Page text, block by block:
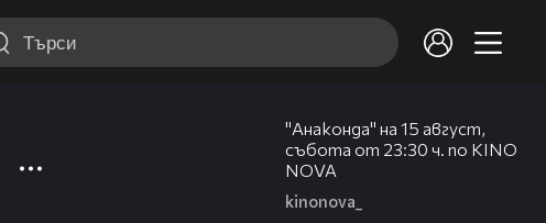
"Анаконда" на 15 август,
събота от 23:30 ч. по KINO
NOVA
kinonova_